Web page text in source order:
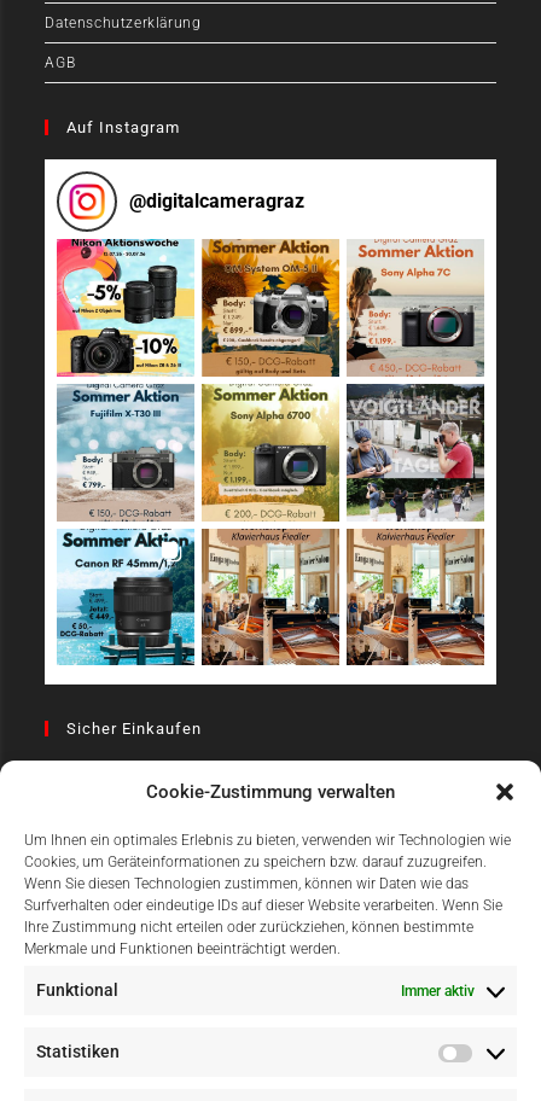
Cookie-Zustimmung verwalten
Um Ihnen ein optimales Erlebnis zu bieten, verwenden wir Technologien wie
Cookies, um Geräteinformationen zu speichern bzw. darauf zuzugreifen.
Wenn Sie diesen Technologien zustimmen, können wir Daten wie das
Surfverhalten oder eindeutige IDs auf dieser Website verarbeiten. Wenn Sie
Ihre Zustimmung nicht erteilen oder zurückziehen, können bestimmte
Merkmale und Funktionen beeinträchtigt werden.
Funktional Immer aktiv
Statistiken
Datenschutzerklärung
AGB
Auf Instagram
@digitalcameragraz
Sicher Einkaufen
Einfach Online Bezahlen